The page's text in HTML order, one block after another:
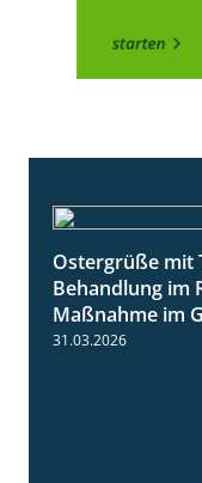
Ostergrüße mit
Behandlung im
Maßnahme im
31.03.2026